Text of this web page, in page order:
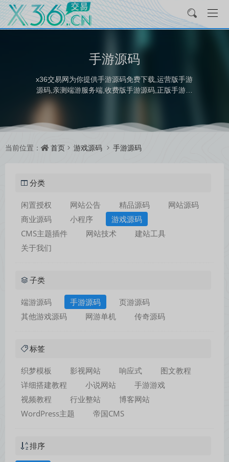
手游源码
x36交易网为你提供手游源码免费下载,运营版手游
源码,亲测端游服务端,收费版手游源码,正版手游源
码下载,手游源码客户端下载,上千种亲测运营版手游
当前位置： 首页 游戏源码 手游源码
分类
闲置授权 网站公告 精品源码
网站源码
商业源码
小程序
游戏源码
CMS主题插件
网站技术
建站工具
关于我们
子类
端游源码 手游源码
页游源码
其他游戏源码
网游单机 传奇源码
标签
织梦模板 影视网站 响应式
图文教程
详细搭建教程
小说网站
手游游戏
视频教程
行业整站
博客网站
WordPress主题
帝国CMS
排序